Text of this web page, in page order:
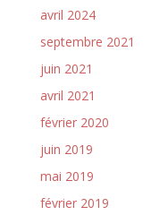
avril 2024
septembre 2021
juin 2021
avril 2021
février 2020
juin 2019
mai 2019
février 2019